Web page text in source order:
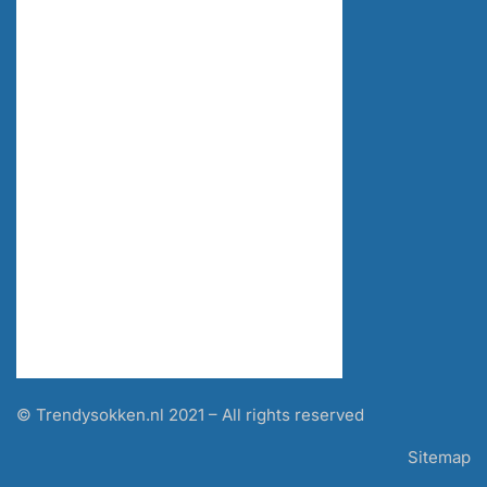
© Trendysokken.nl 2021 – All rights reserved
Sitemap